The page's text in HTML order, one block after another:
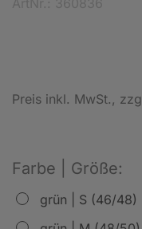
Preis inkl. MwSt.,
Farbe | Größe:
grün | S (46/48)